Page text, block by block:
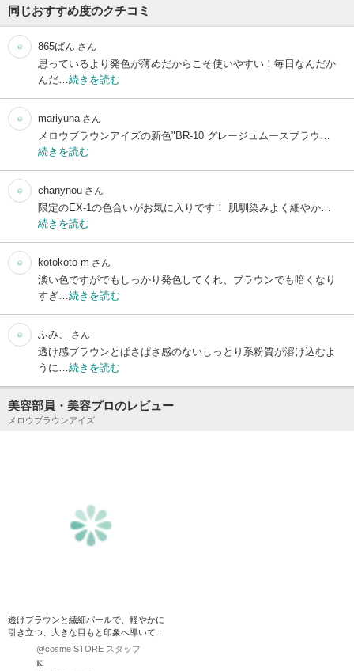
同じおすすめ度のクチコミ
865ばん さん
思っているより発色が薄めだからこそ使いやすい！毎日なんだか
んだ…続きを読む
mariyunaさん
メロウブラウンアイズの新色"BR-10 グレージュムースブラウ…
続きを読む
chanynou さん
限定のEX-1の色合いがお気に入りです！ 肌馴染みよく細やか…
続きを読む
kotokoto-m さん
淡い色ですがでもしっかり発色してくれ、ブラウンでも暗くなり
すぎ…続きを読む
ふみ、 さん
透け感ブラウンとぱさぱさ感のないしっとり系粉質が溶け込むよ
うに…続きを読む
美容部員・美容プロのレビュー
メロウブラウンアイズ
透けブラウンと繊細パールで、軽やかに
引き立つ、大きな目もと印象へ導いてく
れます。 重ねてもくすまず…
@cosme STORE スタッフ
𝐊